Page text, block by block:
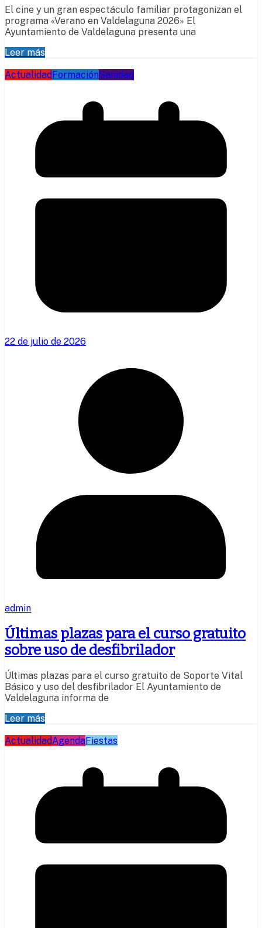
El cine y un gran espectáculo familiar protagonizan el
programa «Verano en Valdelaguna 2026» El
Ayuntamiento de Valdelaguna presenta una
Leer más
Actualidad FormaciónSanidad
22 de julio de 2026
admin
Últimas plazas para el curso gratuito
sobre uso de desfibrilador
Últimas plazas para el curso gratuito de Soporte Vital
Básico y uso del desfibrilador El Ayuntamiento de
Valdelaguna informa de
Leer más
ActualidadAgendaFiestas